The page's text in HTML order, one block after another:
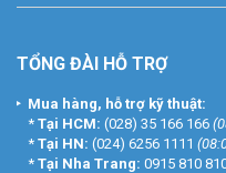
TỔNG ĐÀI HỖ TRỢ
Mua hàng, hỗ trợ kỹ thuật:
* Tại HCM: (028) 35 166 166
* Tại HN: (024) 6256 1111
* Tại Nha Trang: 0915 810